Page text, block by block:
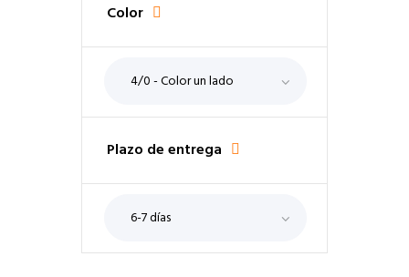
Color
Plazo de entrega